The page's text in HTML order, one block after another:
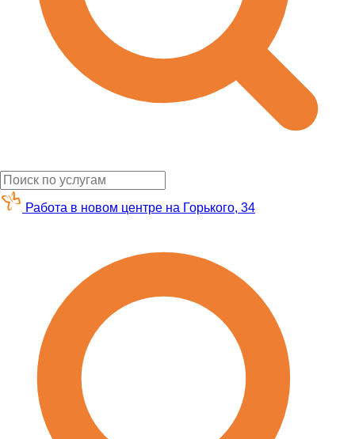
Работа в новом центре на Горького, 34